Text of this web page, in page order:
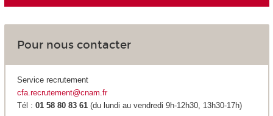
Pour nous contacter
Service recrutement
cfa.recrutement@cnam.fr
Tél : 01 58 80 83 61(du lundi au vendredi 9h-12h30, 13h30-17h)